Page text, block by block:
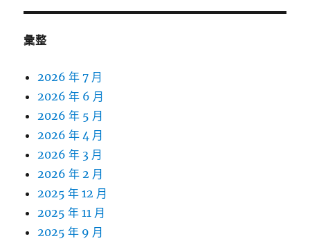
彙整
2026 年 7 月
2026 年 6 月
2026 年 5 月
2026 年 4 月
2026 年 3 月
2026 年 2 月
2025 年 12 月
2025 年 11 月
2025 年 9 月